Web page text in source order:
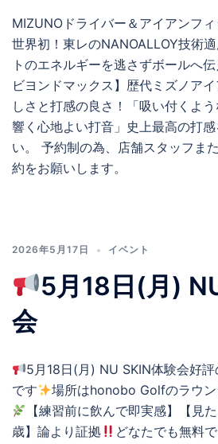
MIZUNOドライバー＆アイアンフィ
世界初！東レのNANOALLOY技術
トのエネルギーを逃さずボールへ
ビヨンドマックス】歴代ミズノア
しさと打感の良さ！「吸い付くよ
響く心地よい打音」史上最高の打
い。 予約制の為、店舗スタッフま
約をお願いします。
2026年5月17日 イベント
5月18日(月)
会
5月18日(月) NU SKIN体験会好
です
場所はhonobo Golfのラウ
【練習前に飲んで即実感】【見
歳】論より証拠
どなたでも無料